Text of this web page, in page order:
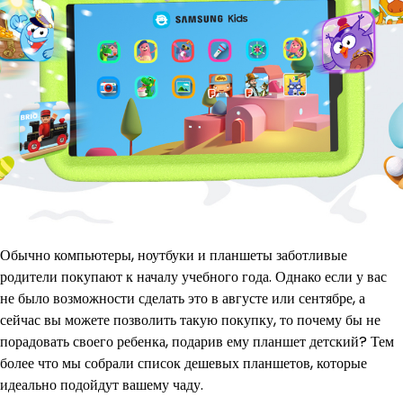
Обычно компьютеры, ноутбуки и планшеты заботливые
родители покупают к началу учебного года. Однако если у вас
не было возможности сделать это в августе или сентябре, а
сейчас вы можете позволить такую покупку, то почему бы не
порадовать своего ребенка, подарив ему планшет детский? Тем
более что мы собрали список дешевых планшетов, которые
идеально подойдут вашему чаду.